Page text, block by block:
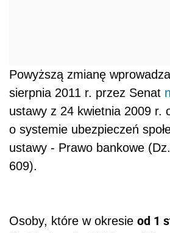
Powyższą zmianę
sierpnia 2011 r. przez Senat
ustawy z 24 kwietnia 2009 r.
o systemie ubezpieczeń
ustawy - Prawo bankowe
609).
Osoby, które w okresie od 1